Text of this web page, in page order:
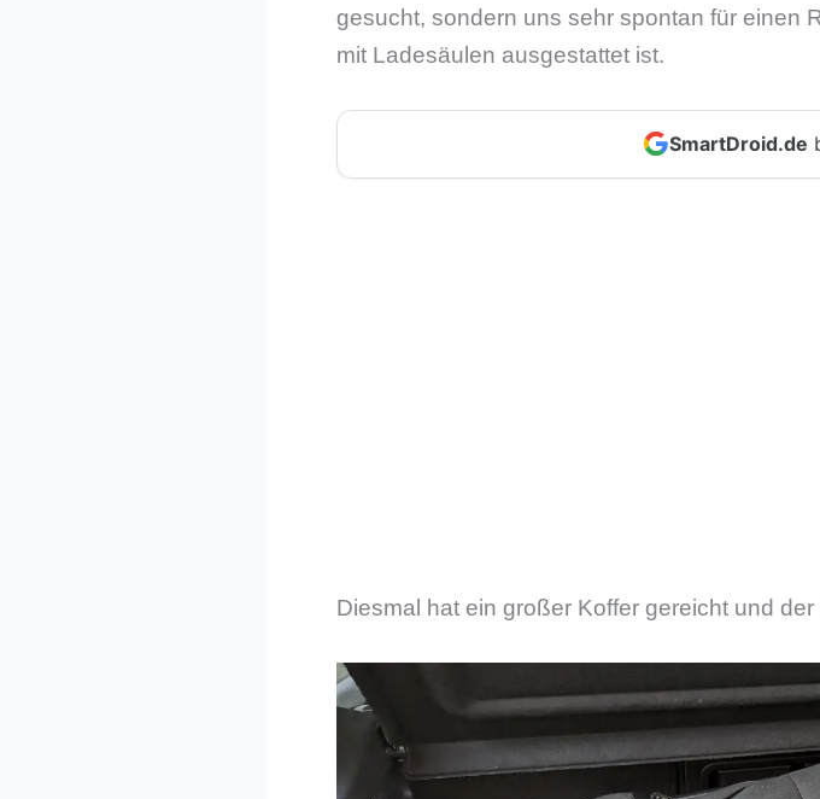
gesucht, sondern uns sehr spontan für einen
mit Ladesäulen ausgestattet ist.
SmartDroid.de
Diesmal hat ein großer Koffer gereicht und